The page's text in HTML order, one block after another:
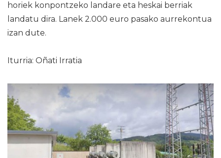
horiek konpontzeko landare eta heskai berriak
landatu dira. Lanek 2.000 euro pasako aurrekontua
izan dute.
Iturria: Oñati Irratia